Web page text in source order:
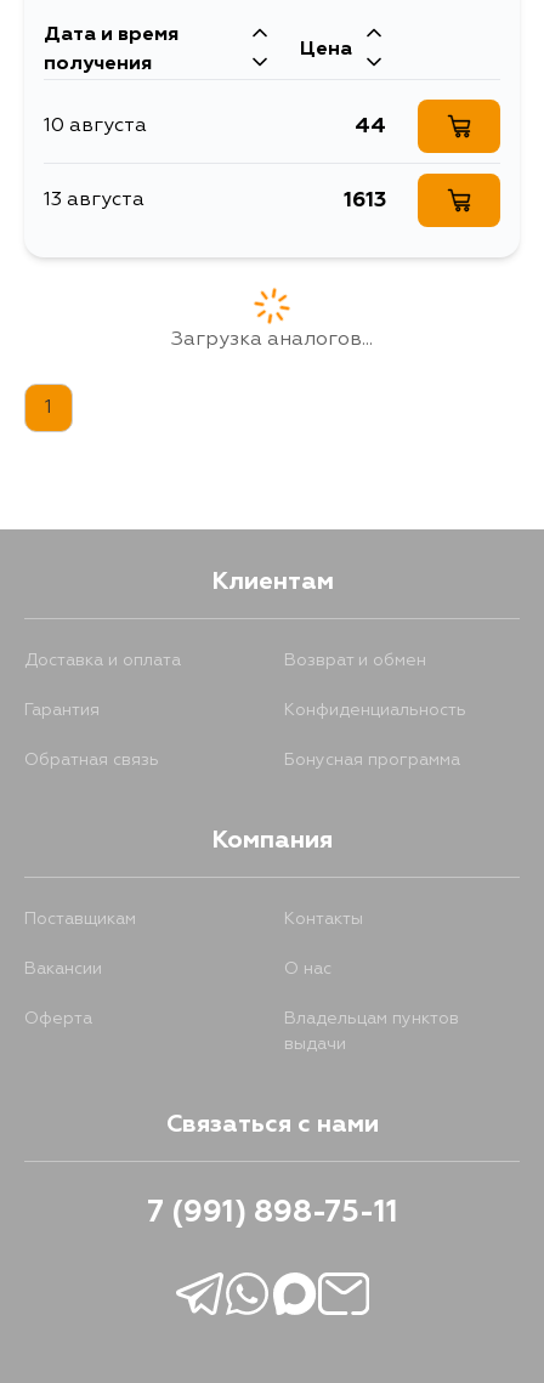
Дата и время
получения
Цена
10 августа 44
13 августа 1613
Загрузка аналогов...
1
Клиентам
Доставка и оплата Возврат и обмен
Гарантия Конфиденциальность
Обратная связь Бонусная программа
Компания
Поставщикам Контакты
Вакансии О нас
Оферта
Владельцам пунктов
выдачи
Связаться с нами
7 (991) 898-75-11